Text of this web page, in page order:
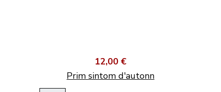
12,00 €
Prim sintom d'autonn